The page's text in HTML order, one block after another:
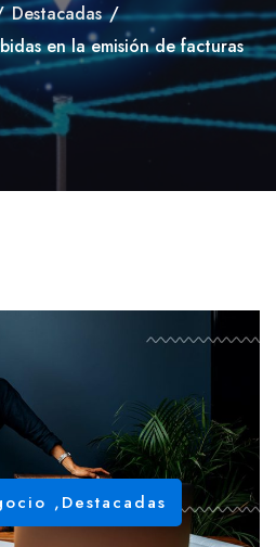
Destacadas /
en la emisión de facturas
,Destacadas